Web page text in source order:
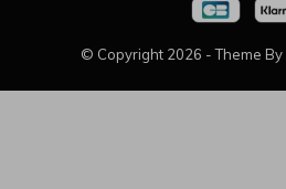
© Copyright 2026 - Theme By